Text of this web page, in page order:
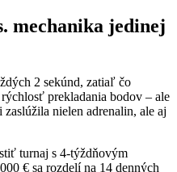
mechanika jedinej
2 sekúnd, zatiaľ čo
prekladania bodov – ale
nielen adrenalin, ale aj
turnaj s 4‑týždňovým
€ sa rozdelí na 14 denných